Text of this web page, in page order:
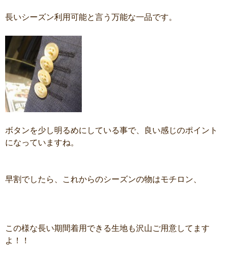
長いシーズン利用可能と言う万能な一品です。
ボタンを少し明るめにしている事で、良い感じのポイント
になっていますね。
早割でしたら、これからのシーズンの物はモチロン、
この様な長い期間着用できる生地も沢山ご用意してます
よ！！